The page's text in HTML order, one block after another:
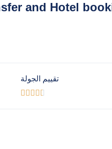
and Hotel
تقييم الجولة
    